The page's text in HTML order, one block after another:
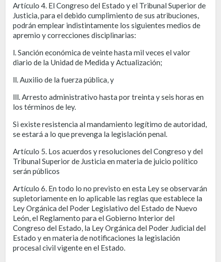
Artículo 4. El Congreso del Estado y el Tribunal Superior de
Justicia, para el debido cumplimiento de sus atribuciones,
podrán emplear indistintamente los siguientes medios de
apremio y correcciones disciplinarias:
l. Sanción económica de veinte hasta mil veces el valor
diario de la Unidad de Medida y Actualización;
ll. Auxilio de la fuerza pública, y
lll. Arresto administrativo hasta por treinta y seis horas en
los términos de ley.
Si existe resistencia al mandamiento legítimo de autoridad,
se estará a lo que prevenga la legislación penal.
Artículo 5. Los acuerdos y resoluciones del Congreso y del
Tribunal Superior de Justicia en materia de juicio político
serán públicos
Artículo 6. En todo lo no previsto en esta Ley se observarán
supletoriamente en lo aplicable las reglas que establece la
Ley Orgánica del Poder Legislativo del Estado de Nuevo
León, el Reglamento para el Gobierno lnterior del
Congreso del Estado, la Ley Orgánica del Poder Judicial del
Estado y en materia de notificaciones la legislación
procesal civil vigente en el Estado.